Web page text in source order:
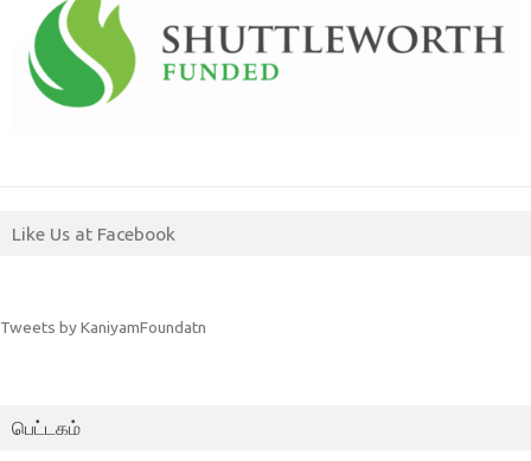
Like Us at Facebook
Tweets by KaniyamFoundatn
பெட்டகம்